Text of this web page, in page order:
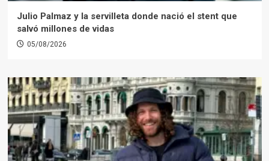
Julio Palmaz y la servilleta donde nació el stent que
salvó millones de vidas
05/08/2026